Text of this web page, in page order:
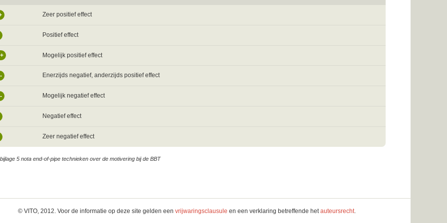
Zeer positief effect
Positief effect
Mogelijk positief effect
Enerzijds negatief, anderzijds positief effect
Mogelijk negatief effect
Negatief effect
Zeer negatief effect
5 nota end-of-pipe technieken over de motivering bij de BBT
© VITO, 2012. Voor de informatie op deze site gelden een vrijwaringsclausule en een verklaring betreffende het auteursrecht.